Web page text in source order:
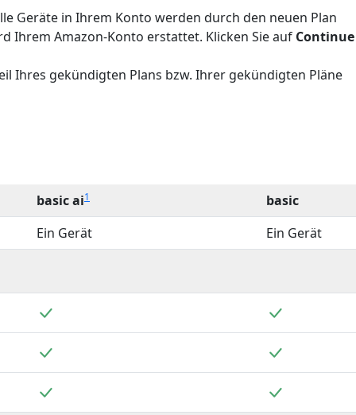
Geräte in Ihrem Konto werden durch den neuen Plan
Ihrem Amazon-Konto erstattet. Klicken Sie auf Continue
Ihres gekündigten Plans bzw. Ihrer gekündigten Pläne
basic ai1
basic
Ein Gerät Ein Gerät